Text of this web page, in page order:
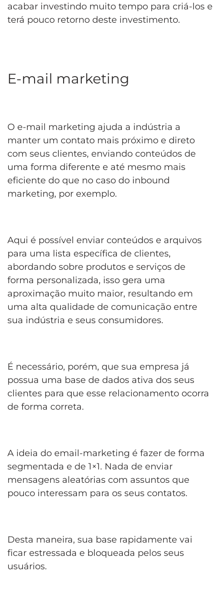
acabar investindo muito tempo para criá-los e
terá pouco retorno deste investimento.
E-mail marketing
O e-mail marketing ajuda a indústria a
manter um contato mais próximo e direto
com seus clientes, enviando conteúdos de
uma forma diferente e até mesmo mais
eficiente do que no caso do inbound
marketing, por exemplo.
Aqui é possível enviar conteúdos e arquivos
para uma lista específica de clientes,
abordando sobre produtos e serviços de
forma personalizada, isso gera uma
aproximação muito maior, resultando em
uma alta qualidade de comunicação entre
sua indústria e seus consumidores.
É necessário, porém, que sua empresa já
possua uma base de dados ativa dos seus
clientes para que esse relacionamento ocorra
de forma correta.
A ideia do email-marketing é fazer de forma
segmentada e de 1×1. Nada de enviar
mensagens aleatórias com assuntos que
pouco interessam para os seus contatos.
Desta maneira, sua base rapidamente vai
ficar estressada e bloqueada pelos seus
usuários.